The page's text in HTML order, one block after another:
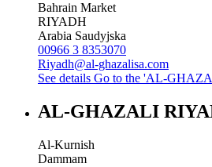
Bahrain Market
RIYADH
Arabia Saudyjska
00966 3 8353070
Riyadh@al-ghazalisa.com
See details Go to the 'AL-
AL-GHAZALI
Al-Kurnish
Dammam